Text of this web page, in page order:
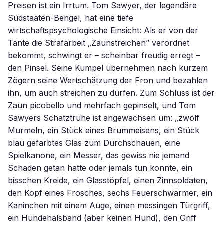
Preisen ist ein Irrtum. Tom Sawyer, der legendäre
Südstaaten-Bengel, hat eine tiefe
wirtschaftspsychologische Einsicht: Als er von der
Tante die Strafarbeit „Zaunstreichen” verordnet
bekommt, schwingt er – scheinbar freudig erregt –
den Pinsel. Seine Kumpel übernehmen nach kurzem
Zögern seine Wertschätzung der Fron und bezahlen
ihn, um auch streichen zu dürfen. Zum Schluss ist der
Zaun picobello und mehrfach gepinselt, und Tom
Sawyers Schatztruhe ist angewachsen um: „zwölf
Murmeln, ein Stück eines Brummeisens, ein Stück
blau gefärbtes Glas zum Durchschauen, eine
Spielkanone, ein Messer, das gewiss nie jemand
Schaden getan hatte oder jemals tun konnte, ein
bisschen Kreide, ein Glasstöpfel, einen Zinnsoldaten,
den Kopf eines Frosches, sechs Feuerschwärmer, ein
Kaninchen mit einem Auge, einen messingen Türgriff,
ein Hundehalsband (aber keinen Hund), den Griff